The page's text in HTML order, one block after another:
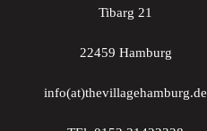
Tibarg 21
22459 Hamburg
info(at)thevillagehamburg.de